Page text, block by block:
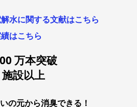
水に関する文献はこちら
はこちら
万本突破
設以上
の元から消臭できる！